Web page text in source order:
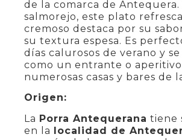
de la comarca de Antequera.
salmorejo, este plato
cremoso destaca por su
su textura espesa. Es
días calurosos de verano y
como un entrante o
numerosas casas y bares de
Origen:
La Porra Antequerana tiene
en la localidad de